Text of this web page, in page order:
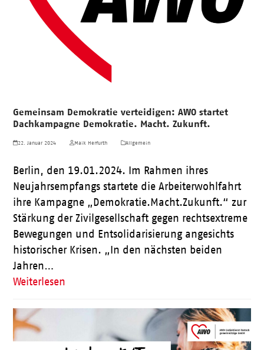
Gemeinsam Demokratie verteidigen: AWO startet
Dachkampagne Demokratie. Macht. Zukunft.
22. Januar 2024 Maik Herfurth Allgemein
Berlin, den 19.01.2024. Im Rahmen ihres
Neujahrsempfangs startete die Arbeiterwohlfahrt
ihre Kampagne „Demokratie.Macht.Zukunft.“ zur
Stärkung der Zivilgesellschaft gegen rechtsextreme
Bewegungen und Entsolidarisierung angesichts
historischer Krisen. „In den nächsten beiden
Jahren…
Weiterlesen